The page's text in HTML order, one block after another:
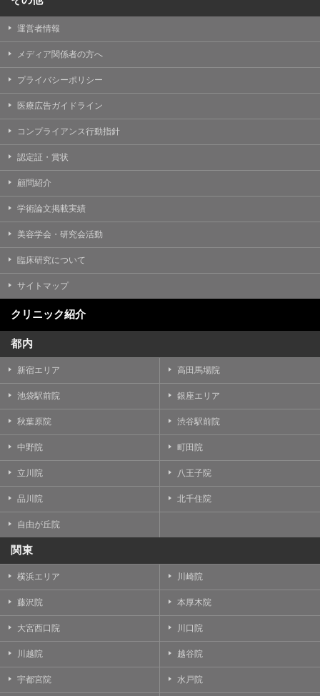
運営者情報
メディア関係者の方へ
プライバシーポリシー
医療広告ガイドライン
コンプライアンス行動指針
認定証・賞状
顧問紹介
学術論文掲載実績
美容学会・研究会活動
臨床研究について
サイトマップ
クリニック紹介
都内
新宿エリア 高田馬場院
池袋駅前院 銀座エリア
秋葉原院 渋谷駅前院
中野院 町田院
立川院 八王子院
品川院 北千住院
自由が丘院
関東
横浜エリア 川崎院
藤沢院 本厚木院
大宮西口院 川口院
川越院 越谷院
宇都宮院 水戸院